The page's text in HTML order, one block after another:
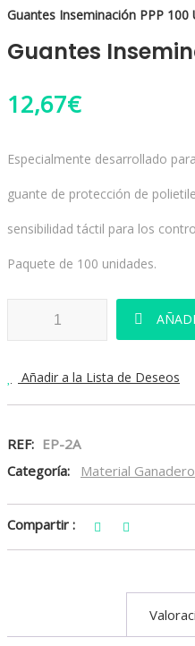
Guantes Inseminación PPP 100
Guantes
12,67€
Especialmente desarrollado
guante de protección de
sensibilidad táctil para los
Paquete de 100 unidades.
Guantes Inseminación PPP 100
Añadir a la Lista de Deseos
REF: EP-2A
Categoría:
Material Ganadero
Compartir :